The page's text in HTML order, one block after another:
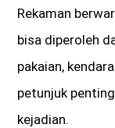
Rekaman
bisa diperoleh
pakaian,
petunjuk
kejadian.